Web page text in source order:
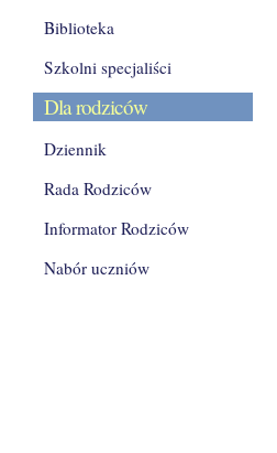
Biblioteka
Szkolni specjaliści
Dla rodziców
Dziennik
Rada Rodziców
Informator Rodziców
Nabór uczniów